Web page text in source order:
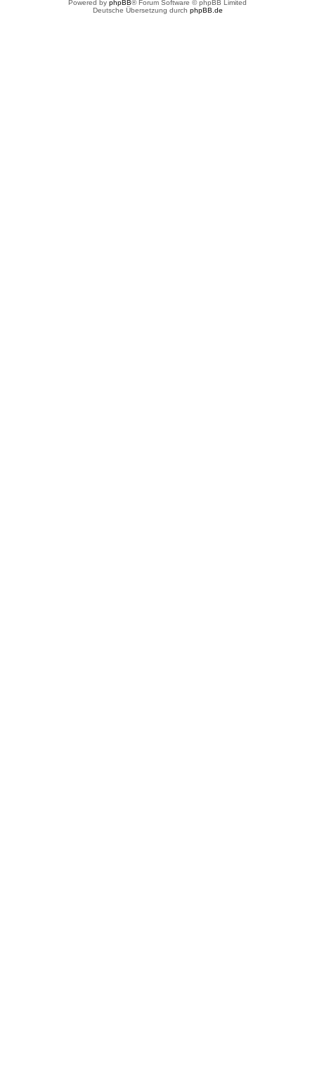
Powered by phpBB® Forum Software © phpBB Limited
Deutsche Übersetzung durch phpBB.de